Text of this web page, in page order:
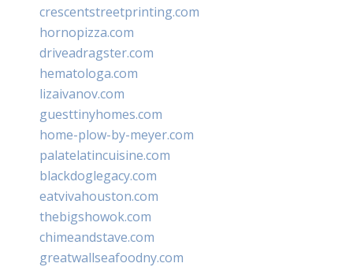
crescentstreetprinting.com
hornopizza.com
driveadragster.com
hematologa.com
lizaivanov.com
guesttinyhomes.com
home-plow-by-meyer.com
palatelatincuisine.com
blackdoglegacy.com
eatvivahouston.com
thebigshowok.com
chimeandstave.com
greatwallseafoodny.com